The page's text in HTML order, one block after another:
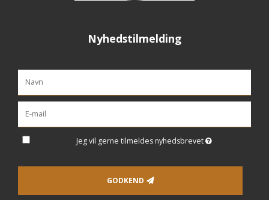
Nyhedstilmelding
Jeg vil gerne tilmeldes nyhedsbrevet
GODKEND